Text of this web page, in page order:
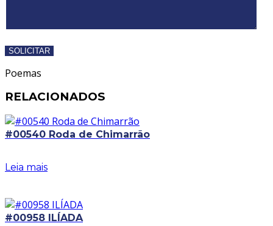
Poemas
RELACIONADOS
#00540 Roda de Chimarrão
Leia mais
#00958 ILÍADA